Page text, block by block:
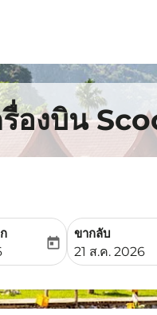
รื่องบิน
date-aria-label
today
ขากลับ
fc-booking-
21 ส.ค. 2026